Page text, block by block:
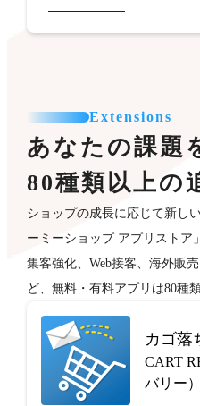
Extensions
あなたの課題
80種類以上の
ショップの成長に応じて新し
ーミーショップ アプリストア
集客強化、Web接客、海外販
ど、無料・有料アプリは80種類
カゴ落
CART
バリー）